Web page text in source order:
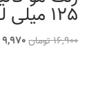
125 میلی لیتر رنگ یاسی
16,900تومانقیمت
9,970